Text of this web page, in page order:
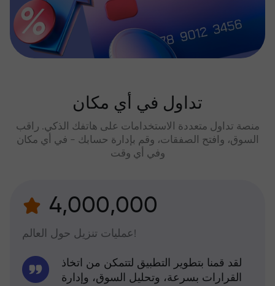
تداول في أي مكان
منصة تداول متعددة الاستخدامات على هاتفك الذكي. راقب
السوق، وافتح الصفقات، وقم بإدارة حسابك - في أي مكان
وفي أي وقت
4,000,000
عمليات تنزيل حول العالم!
لقد قمنا بتطوير التطبيق لتتمكن من اتخاذ
القرارات بسرعة، وتحليل السوق، وإدارة